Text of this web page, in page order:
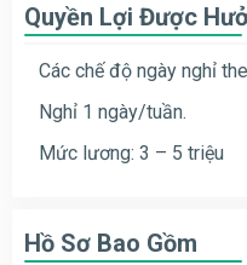
Quyền Lợi Được
Các chế độ ngày nghỉ
Nghỉ 1 ngày/tuần.
Mức lương: 3 – 5 triệu
Hồ Sơ Bao Gồm